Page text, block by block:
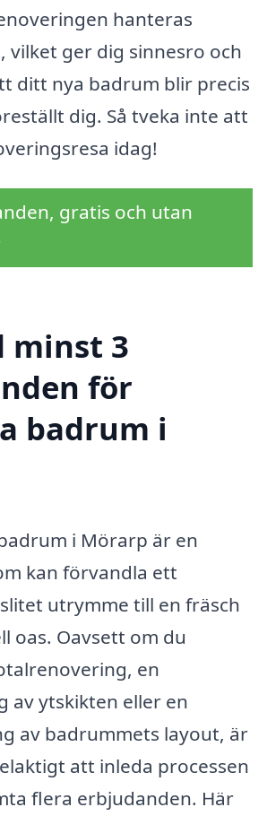
hanteras
vilket ger dig sinnesro och
ditt nya badrum blir precis
dig. Så tveka inte att
idag!
gratis och utan
minst 3
för
badrum i
i Mörarp är en
kan förvandla ett
utrymme till en fräsch
oas. Oavsett om du
en
av ytskikten eller en
av badrummets layout, är
att inleda processen
flera erbjudanden. Här